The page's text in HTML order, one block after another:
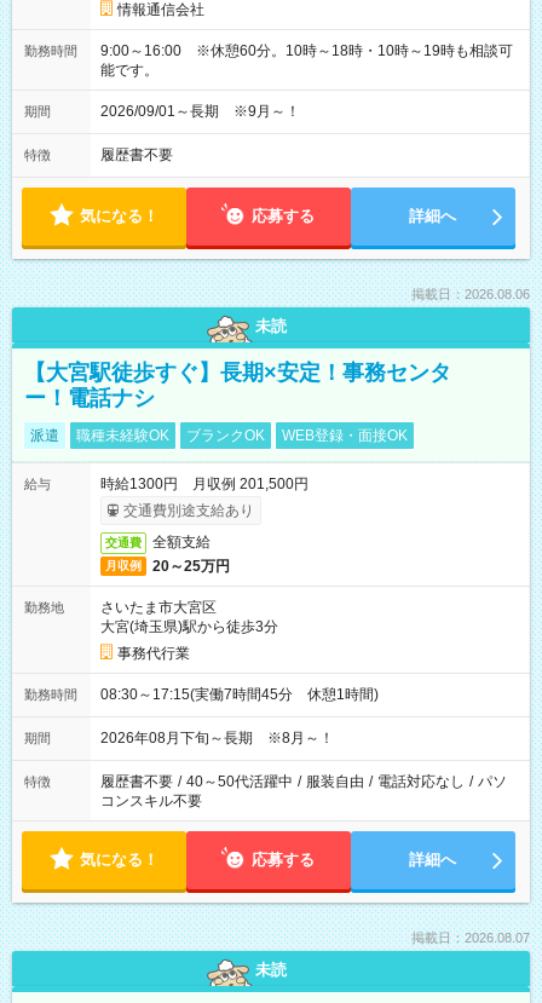
情報通信会社
勤務時間
9:00～16:00 ※休憩60分。10時～18時・10時～19時も相談可
能です。
期間 2026/09/01～長期 ※9月～！
特徴 履歴書不要
気になる！ 応募する 詳細へ
掲載日：2026.08.06
未読
【大宮駅徒歩すぐ】長期×安定！事務センタ
ー！電話ナシ
派遣 職種未経験OK ブランクOK WEB登録・面接OK
給与
時給1300円 月収例 201,500円
交通費別途支給あり
交通費 全額支給
月収例 20～25万円
勤務地
さいたま市大宮区
大宮(埼玉県)駅から徒歩3分
事務代行業
勤務時間 08:30～17:15(実働7時間45分 休憩1時間)
期間 2026年08月下旬～長期 ※8月～！
特徴 履歴書不要 / 40～50代活躍中 / 服装自由 / 電話対応なし / パソ
コンスキル不要
気になる！ 応募する 詳細へ
掲載日：2026.08.07
未読